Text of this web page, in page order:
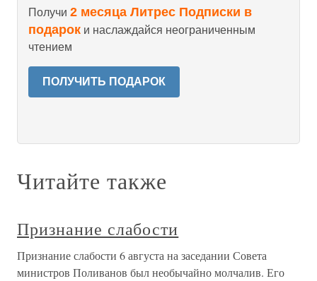
Получи 2 месяца Литрес Подписки в
подарок и наслаждайся неограниченным
чтением
ПОЛУЧИТЬ ПОДАРОК
Читайте также
Признание слабости
Признание слабости 6 августа на заседании Совета
министров Поливанов был необычайно молчалив. Его